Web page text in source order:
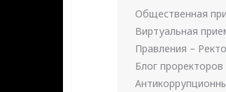
Общественная
Виртуальная
Правления –
Блог